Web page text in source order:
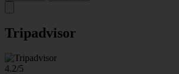
Tripadvisor
4.2/5